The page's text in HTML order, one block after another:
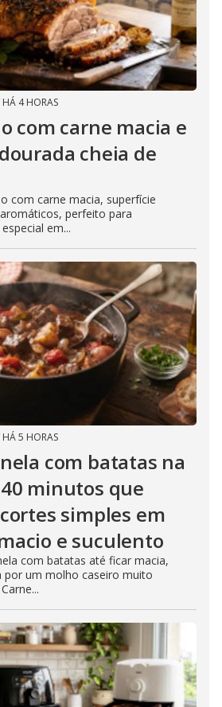
HÁ 4 HORAS
com carne macia e
cheia de
com carne macia, superfície
perfeito para
em...
HÁ 5 HORAS
com batatas na
minutos que
simples em
e suculento
com batatas até ficar macia,
por um molho caseiro muito